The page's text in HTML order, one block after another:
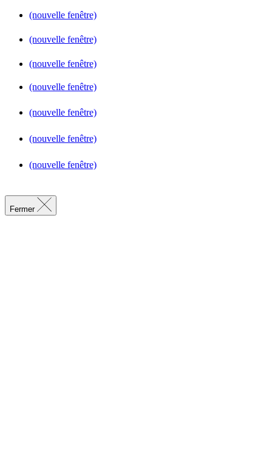
(nouvelle fenêtre)
(nouvelle fenêtre)
(nouvelle fenêtre)
(nouvelle fenêtre)
(nouvelle fenêtre)
(nouvelle fenêtre)
(nouvelle fenêtre)
Fermer